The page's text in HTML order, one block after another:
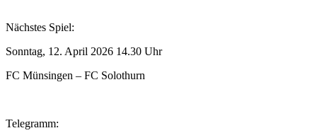
Nächstes Spiel:
Sonntag, 12. April 2026 14.30 Uhr
FC Münsingen – FC Solothurn
Telegramm: